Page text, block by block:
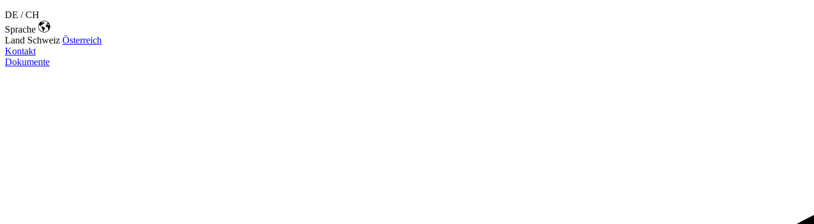
DE / CH
Sprache
Land Schweiz Österreich
Kontakt
Dokumente